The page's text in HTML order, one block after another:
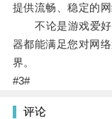
提供流畅、稳定的网
不论是游戏爱好
器都能满足您对网
界。
#3#
评论